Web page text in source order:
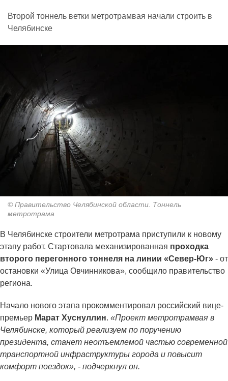
Второй тоннель ветки метротрамвая начали строить в
Челябинске
© Правительство Челябинской области. Тоннель
метротрама
В Челябинске строители метротрама приступили к новому
этапу работ. Стартовала механизированная проходка
второго перегонного тоннеля на линии «Север-Юг» - от
остановки «Улица Овчинникова», сообщило правительство
региона.
Начало нового этапа прокомментировал российский вице-
премьер Марат Хуснуллин. «Проект метротрамвая в
Челябинске, который реализуем по поручению
президента, станет неотъемлемой частью современной
транспортной инфраструктуры города и повысит
комфорт поездок», - подчеркнул он.